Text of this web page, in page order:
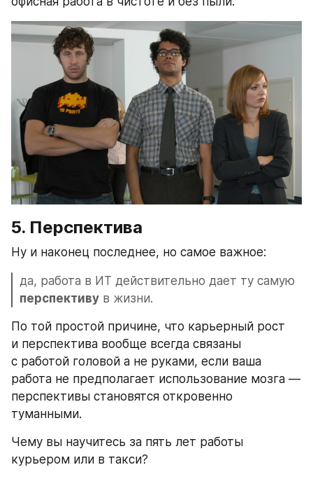
5. Перспектива
Ну и наконец последнее, но самое важное:
перспективу в жизни.
По той простой причине, что карьерный рост
и перспектива вообще всегда связаны
с работой головой а не руками, если ваша
работа не предполагает использование мозга —
перспективы становятся откровенно
туманными.
Чему вы научитесь за пять лет работы
курьером или в такси?